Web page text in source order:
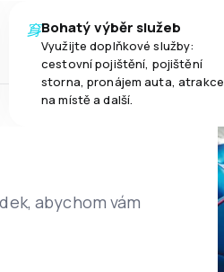
Bohatý výběr služeb
Využijte doplňkové služby:
cestovní pojištění, pojištění
storna, pronájem auta, atrakce
na místě a další.
abychom vám